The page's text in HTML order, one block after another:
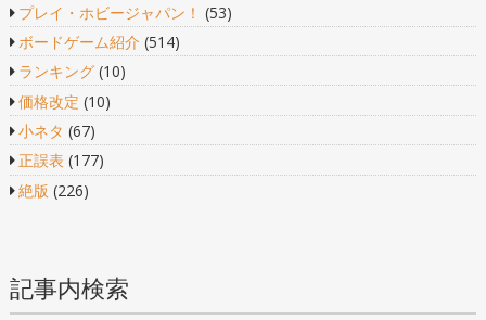
プレイ・ホビージャパン！ (53)
ボードゲーム紹介 (514)
ランキング(10)
価格改定 (10)
小ネタ (67)
正誤表 (177)
絶版 (226)
記事内検索